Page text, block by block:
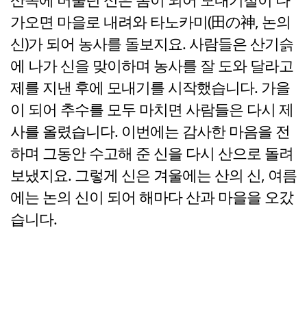
가오면 마을로 내려와 타노카미(田の神, 논의
신)가 되어 농사를 돌보지요. 사람들은 산기슭
에 나가 신을 맞이하며 농사를 잘 도와 달라고
제를 지낸 후에 모내기를 시작했습니다. 가을
이 되어 추수를 모두 마치면 사람들은 다시 제
사를 올렸습니다. 이번에는 감사한 마음을 전
하며 그동안 수고해 준 신을 다시 산으로 돌려
보냈지요. 그렇게 신은 겨울에는 산의 신, 여름
에는 논의 신이 되어 해마다 산과 마을을 오갔
습니다.